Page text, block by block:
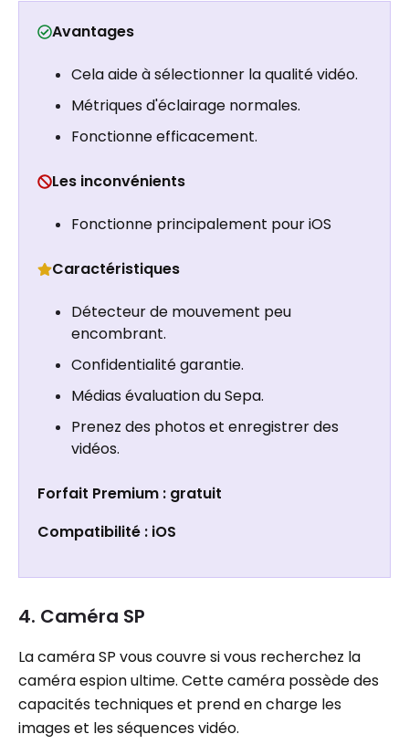
Avantages
Cela aide à sélectionner la qualité vidéo.
Métriques d'éclairage normales.
Fonctionne efficacement.
Les inconvénients
Fonctionne principalement pour iOS
Caractéristiques
Détecteur de mouvement peu
encombrant.
Confidentialité garantie.
Médias évaluation du Sepa.
Prenez des photos et enregistrer des
vidéos.
Forfait Premium : gratuit
Compatibilité : iOS
4. Caméra SP
La caméra SP vous couvre si vous recherchez la
caméra espion ultime. Cette caméra possède des
capacités techniques et prend en charge les
images et les séquences vidéo.